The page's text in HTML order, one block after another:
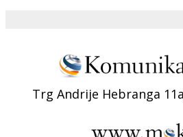
Trg Andrije Hebranga